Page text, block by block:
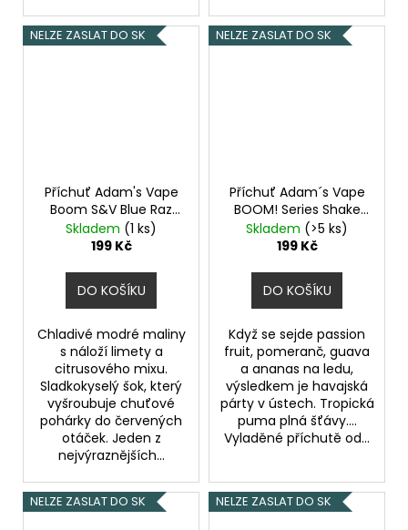
NELZE ZASLAT DO SK
Příchuť Adam's Vape
Boom S&V Blue Raz
Lime objem 5ml
Chladivá modrá
Skladem (1 ks)
199 Kč
DO KOŠÍKU
Chladivé modré maliny
s náloží limety a
citrusového mixu.
Sladkokyselý šok, který
vyšroubuje chuťové
pohárky do červených
otáček. Jeden z
nejvýraznějších...
NELZE ZASLAT DO SK
Příchuť Adam´s Vape
BOOM! Series Shake
and Vape 5ml Tropical
Punch
Skladem (>5 ks)
199 Kč
DO KOŠÍKU
Když se sejde passion
fruit, pomeranč, guava
a ananas na ledu,
výsledkem je havajská
párty v ústech. Tropická
puma plná šťávy....
Vyladěné příchutě od...
NELZE ZASLAT DO SK NELZE ZASLAT DO SK